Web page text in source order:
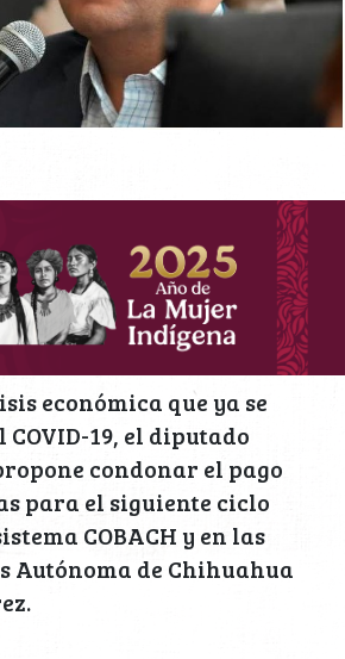
económica que ya se
19, el diputado
condonar el pago
para el siguiente ciclo
COBACH y en las
Autónoma de Chihuahua